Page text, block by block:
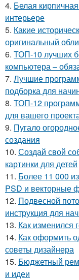
4. Белая
интерьере
5. Какие
оригинальный
6. ТОП-10 лучших
компьютера –
7. Лучшие
подборка для
8. ТОП-12
для вашего
9. Пугало
создания
10. Создай свой
картинки для детей
11. Более 11 000
PSD и векторные
12. Подвесной
инструкция для
13. Как изменился
14. Как оформить
советы дизайнера
15. Бюджетный
и идеи